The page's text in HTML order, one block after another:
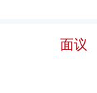
颅高压
结核长/短程方
面议